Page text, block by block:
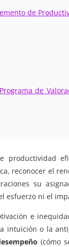
de
de
productividad
reconocer el
su
esfuerzo ni el
e
intuición o la
(cómo